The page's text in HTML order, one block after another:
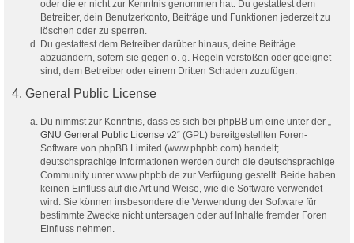
oder die er nicht zur Kenntnis genommen hat. Du gestattest dem
Betreiber, dein Benutzerkonto, Beiträge und Funktionen jederzeit zu
löschen oder zu sperren.
Du gestattest dem Betreiber darüber hinaus, deine Beiträge
abzuändern, sofern sie gegen o. g. Regeln verstoßen oder geeignet
sind, dem Betreiber oder einem Dritten Schaden zuzufügen.
4. General Public License
Du nimmst zur Kenntnis, dass es sich bei phpBB um eine unter der „
GNU General Public License v2“ (GPL) bereitgestellten Foren-
Software von phpBB Limited (www.phpbb.com) handelt;
deutschsprachige Informationen werden durch die deutschsprachige
Community unter www.phpbb.de zur Verfügung gestellt. Beide haben
keinen Einfluss auf die Art und Weise, wie die Software verwendet
wird. Sie können insbesondere die Verwendung der Software für
bestimmte Zwecke nicht untersagen oder auf Inhalte fremder Foren
Einfluss nehmen.